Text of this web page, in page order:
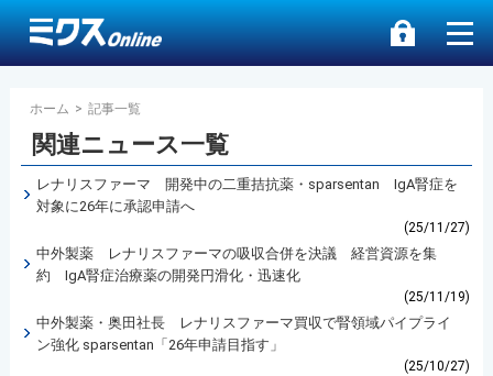
ホーム > 記事一覧
関連ニュース一覧
レナリスファーマ 開発中の二重拮抗薬・sparsentan IgA腎症を
対象に26年に承認申請へ
(25/11/27)
中外製薬 レナリスファーマの吸収合併を決議 経営資源を集
約 IgA腎症治療薬の開発円滑化・迅速化
(25/11/19)
中外製薬・奥田社長 レナリスファーマ買収で腎領域パイプライ
ン強化 sparsentan「26年申請目指す」
(25/10/27)